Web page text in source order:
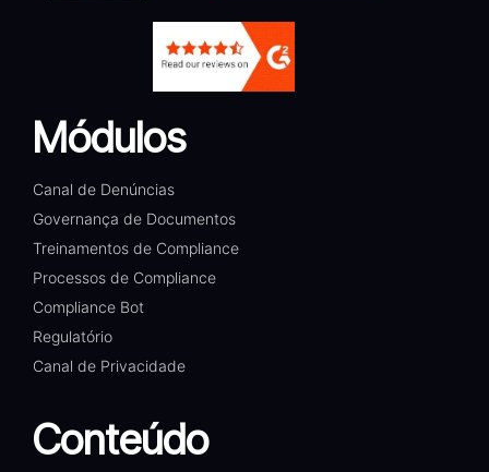
Módulos
Canal de Denúncias
Governança de Documentos
Treinamentos de Compliance
Processos de Compliance
Compliance Bot
Regulatório
Canal de Privacidade
Conteúdo